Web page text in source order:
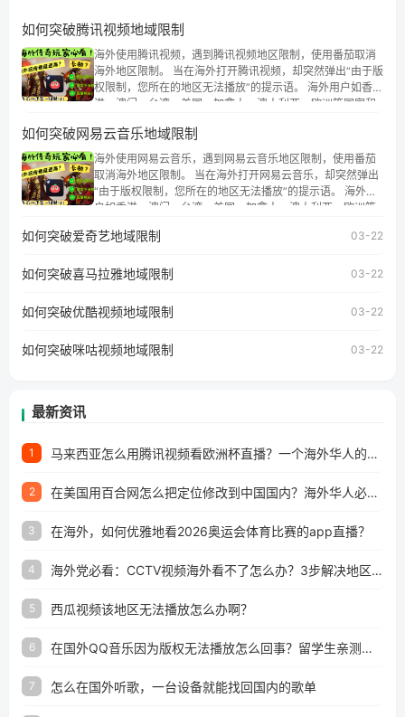
如何突破腾讯视频地域限制
海外使用腾讯视频，遇到腾讯视频地区限制，使用番茄取消
海外地区限制。 当在海外打开腾讯视频，却突然弹出“由于版
权限制，您所在的地区无法播放”的提示语。 海外用户如香
港、澳门、台湾、美国、加拿大、澳大利亚、欧洲等国家和
权限制问题，且仅能在中国大陆地区播放。 遇到这个问题的
朋友们，使用番茄回国加速器，即可解决「海外用户收听腾
讯视频地区版权限制」的问题，无论人在香港、澳门、台
湾、美国、加拿大、澳大利亚、欧洲等国家和地区工作、留
学、定居等，都可以使用，不再因地区和版权限制所困扰。
如何突破网易云音乐地域限制
海外使用网易云音乐，遇到网易云音乐地区限制，使用番茄
取消海外地区限制。 当在海外打开网易云音乐，却突然弹出
“由于版权限制，您所在的地区无法播放”的提示语。 海外用
户如香港、澳门、台湾、美国、加拿大、澳大利亚、欧洲等
地区及版权限制问题，且仅能在中国大陆地区播放。 遇到这
户收听网易云音乐地区版权限制」的问题，无论人在香港、
工作、留学、定居等，都可以使用，不再因地区和版权限制
所困扰。
如何突破爱奇艺地域限制 03-22
如何突破喜马拉雅地域限制 03-22
如何突破优酷视频地域限制 03-22
如何突破咪咕视频地域限制 03-22
最新资讯
1 马来西亚怎么用腾讯视频看欧洲杯直播？一个海外华人的真实困扰与破解
2 在美国用百合网怎么把定位修改到中国国内？海外华人必备的回国加速指南
3 在海外，如何优雅地看2026奥运会体育比赛的app直播？
4 海外党必看：CCTV视频海外看不了怎么办？3步解决地区限制+追剧自由
5 西瓜视频该地区无法播放怎么办啊？
6 在国外QQ音乐因为版权无法播放怎么回事？留学生亲测有效的解决办法
7 怎么在国外听歌，一台设备就能找回国内的歌单